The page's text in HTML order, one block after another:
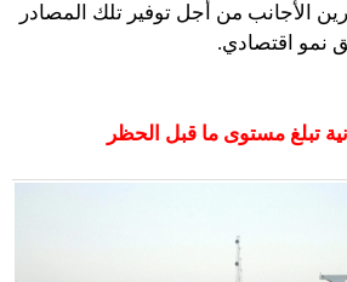
الأجانب من أجل توفير تلك المصادر
نمو اقتصادي.
تبلغ مستوى ما قبل الحظر